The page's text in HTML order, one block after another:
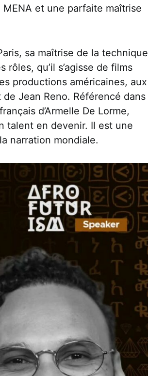
et une parfaite maîtrise
sa maîtrise de la technique
qu’il s’agisse de films
productions américaines, aux
de Jean Reno. Référencé dans
d’Armelle De Lorme,
talent en devenir. Il est une
narration mondiale.